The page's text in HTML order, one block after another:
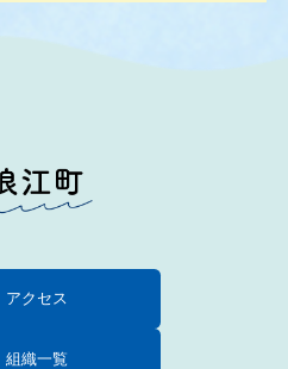
アクセス
組織一覧